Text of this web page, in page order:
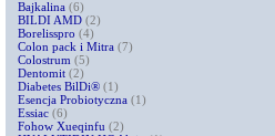
Bajkalina (6)
BILDI AMD (2)
Borelisspro (4)
Colon pack i Mitra (7)
Colostrum (5)
Dentomit (2)
Diabetes BilDi® (1)
Esencja Probiotyczna (1)
Essiac (6)
Fohow Xueqinfu (2)